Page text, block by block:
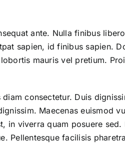
ante. Nulla finibus
sapien, id finibus sapien.
mauris vel pretium.
consectetur. Duis
Maecenas euismod
viverra quam posuere
Pellentesque facilisis